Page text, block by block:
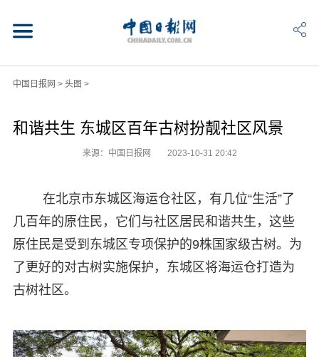
中国日报网 > 头图 >
和谐共生 东城区百年古树扮靓社区风景
来源：中国日报网 2023-10-31 20:42
在北京市东城区海运仓社区，有几位“生活”了
几百年的原住民，它们与社区居民和谐共生，这些
原住民是受到东城区专项保护的9株国家级古树。为
了更好的对古树实施保护，东城区将海运仓打造为
古树社区。